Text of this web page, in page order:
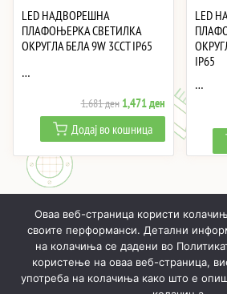
LED НАДВОРЕШНА
ПЛАФОЊЕРКА СВЕТИЛКА
ОКРУГЛА БЕЛА 9W 3CCT IP65
…
1,681ден Original
price
was:
1,681 ден.
1,471денCurrent
price
is:
1,471 ден.
Додај во кошница
LED
IP65
…
ПОЧНУВАЈЌИ ПРОИЗВОДИ МОЈ
Оваа веб-страница користи
своите перформанси. Детални
на колачиња се дадени во
користење на оваа веб-страница,
употреба на колачиња како што е